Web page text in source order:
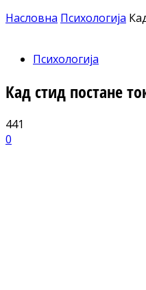
Насловна Психологија
Психологија
Кад стид постане
441
0